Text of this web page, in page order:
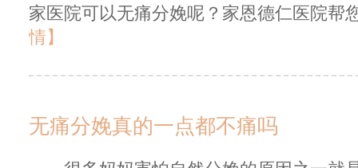
家医院可以无痛分娩呢？家恩德仁医院
情】
无痛分娩真的一点都不痛吗